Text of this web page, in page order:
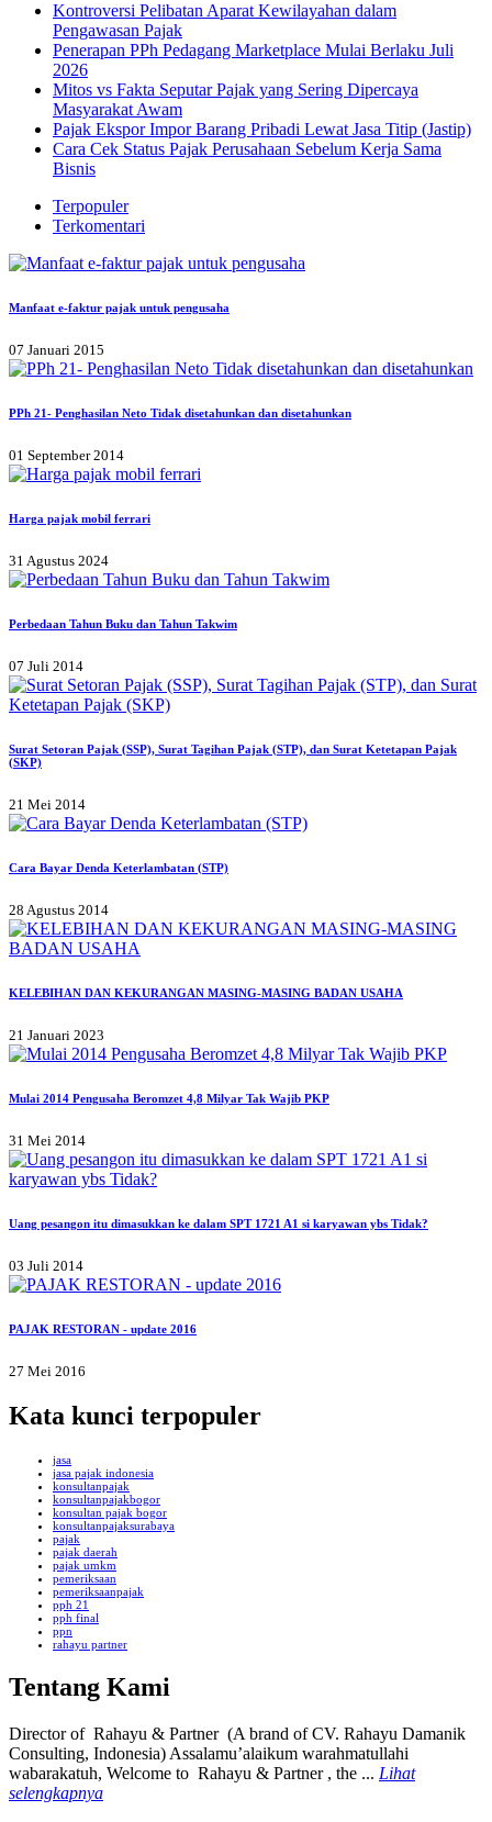
Kontroversi Pelibatan Aparat Kewilayahan dalam
Pengawasan Pajak
Penerapan PPh Pedagang Marketplace Mulai Berlaku Juli
2026
Mitos vs Fakta Seputar Pajak yang Sering Dipercaya
Masyarakat Awam
Pajak Ekspor Impor Barang Pribadi Lewat Jasa Titip (Jastip)
Cara Cek Status Pajak Perusahaan Sebelum Kerja Sama
Bisnis
Terpopuler
Terkomentari
Manfaat e-faktur pajak untuk pengusaha
07 Januari 2015
PPh 21- Penghasilan Neto Tidak disetahunkan dan disetahunkan
01 September 2014
Harga pajak mobil ferrari
31 Agustus 2024
Perbedaan Tahun Buku dan Tahun Takwim
07 Juli 2014
Surat Setoran Pajak (SSP), Surat Tagihan Pajak (STP), dan Surat Ketetapan Pajak
(SKP)
21 Mei 2014
Cara Bayar Denda Keterlambatan (STP)
28 Agustus 2014
KELEBIHAN DAN KEKURANGAN MASING-MASING BADAN USAHA
21 Januari 2023
Mulai 2014 Pengusaha Beromzet 4,8 Milyar Tak Wajib PKP
31 Mei 2014
Uang pesangon itu dimasukkan ke dalam SPT 1721 A1 si karyawan ybs Tidak?
03 Juli 2014
PAJAK RESTORAN - update 2016
27 Mei 2016
Kata kunci terpopuler
jasa
jasa pajak indonesia
konsultanpajak
konsultanpajakbogor
konsultan pajak bogor
konsultanpajaksurabaya
pajak
pajak daerah
pajak umkm
pemeriksaan
pemeriksaanpajak
pph 21
pph final
ppn
rahayu partner
Tentang Kami
Director of Rahayu & Partner (A brand of CV. Rahayu Damanik
Consulting, Indonesia) Assalamu’alaikum warahmatullahi
wabarakatuh, Welcome to Rahayu & Partner , the ... Lihat
selengkapnya